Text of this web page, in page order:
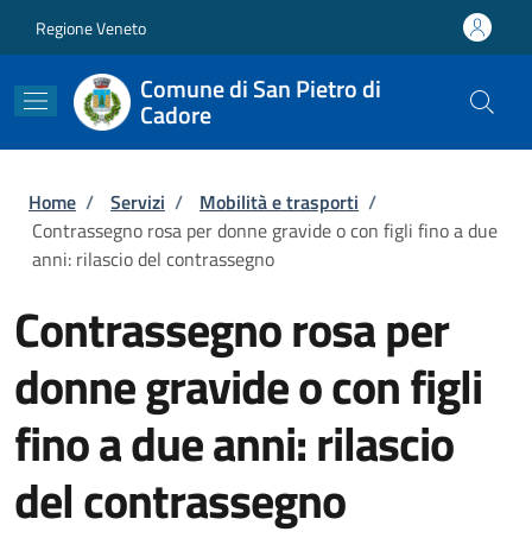
Regione Veneto
Comune di San Pietro di
Cadore
Briciole di pane
Home / Servizi / Mobilità e trasporti /
Contrassegno rosa per donne gravide o con figli fino a due
anni: rilascio del contrassegno
Contrassegno rosa per
donne gravide o con figli
fino a due anni: rilascio
del contrassegno